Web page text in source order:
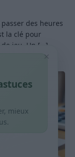
des heures
la clé pour
jeu. Un […]
×
mieux